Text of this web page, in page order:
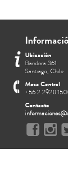
Ubicación
Bandera 361
Santiago, Chile
Mesa Central
+56 2 2928
Contacto